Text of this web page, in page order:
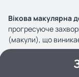
Вікова макулярна
прогресуюче
(макули), що